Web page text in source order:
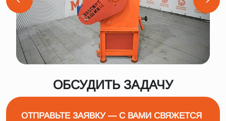
ОБСУДИТЬ ЗАДАЧУ
ОТПРАВЬТЕ ЗАЯВКУ — С ВАМИ СВЯЖЕТСЯ